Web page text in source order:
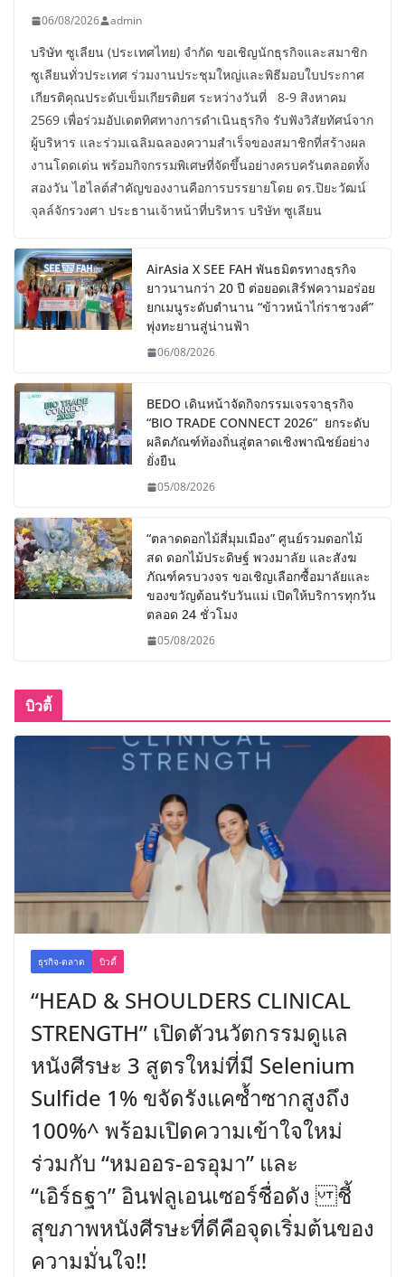
06/08/2026 admin
บริษัท ซูเลียน (ประเทศไทย) จำกัด ขอเชิญนักธุรกิจและสมาชิก
ซูเลียนทั่วประเทศ ร่วมงานประชุมใหญ่และพิธีมอบใบประกาศ
เกียรติคุณประดับเข็มเกียรติยศ ระหว่างวันที่ 8-9 สิงหาคม
2569 เพื่อร่วมอัปเดตทิศทางการดำเนินธุรกิจ รับฟังวิสัยทัศน์จาก
ผู้บริหาร และร่วมเฉลิมฉลองความสำเร็จของสมาชิกที่สร้างผล
งานโดดเด่น พร้อมกิจกรรมพิเศษที่จัดขึ้นอย่างครบครันตลอดทั้ง
สองวัน ไฮไลต์สำคัญของงานคือการบรรยายโดย ดร.ปิยะวัฒน์
จุลล์จักรวงศา ประธานเจ้าหน้าที่บริหาร บริษัท ซูเลียน
AirAsia X SEE FAH พันธมิตรทางธุรกิจ
ยาวนานกว่า 20 ปี ต่อยอดเสิร์ฟความอร่อย
ยกเมนูระดับตำนาน “ข้าวหน้าไก่ราชวงศ์”
พุ่งทะยานสู่น่านฟ้า
06/08/2026
BEDO เดินหน้าจัดกิจกรรมเจรจาธุรกิจ
“BIO TRADE CONNECT 2026” ยกระดับ
ผลิตภัณฑ์ท้องถิ่นสู่ตลาดเชิงพาณิชย์อย่าง
ยั่งยืน
05/08/2026
“ตลาดดอกไม้สี่มุมเมือง” ศูนย์รวมดอกไม้
สด ดอกไม้ประดิษฐ์ พวงมาลัย และสังฆ
ภัณฑ์ครบวงจร ขอเชิญเลือกซื้อมาลัยและ
ของขวัญต้อนรับวันแม่ เปิดให้บริการทุกวัน
ตลอด 24 ชั่วโมง
05/08/2026
บิวตี้
ธุรกิจ-ตลาด บิวตี้
“HEAD & SHOULDERS CLINICAL
STRENGTH” เปิดตัวนวัตกรรมดูแล
หนังศีรษะ 3 สูตรใหม่ที่มี Selenium
Sulfide 1% ขจัดรังแคซ้ำซากสูงถึง
100%^ พร้อมเปิดความเข้าใจใหม่
ร่วมกับ “หมออร-อรอุมา” และ
“เอิร์ธฐา” อินฟลูเอนเซอร์ชื่อดัง ชี้
สุขภาพหนังศีรษะที่ดีคือจุดเริ่มต้นของ
ความมั่นใจ!!